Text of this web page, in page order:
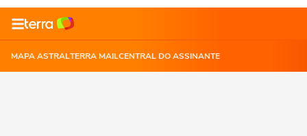
MAPA ASTRALTERRA MAILCENTRAL DO ASSINANTE